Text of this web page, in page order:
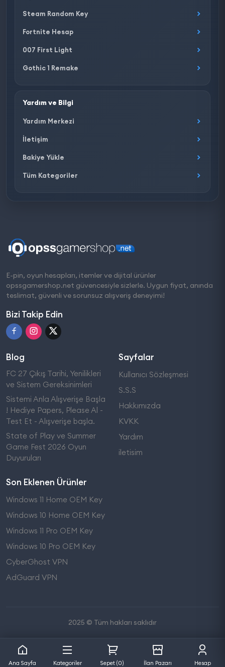
Ana Sayfa Kategoriler Sepet (0) İlan Pazarı Hesap
Steam Random Key
Fortnite Hesap
007 First Light
Gothic 1 Remake
Yardım ve Bilgi
Yardım Merkezi
İletişim
Bakiye Yükle
Tüm Kategoriler
E-pin, oyun hesapları, itemler ve dijital ürünler
opssgamershop.net güvencesiyle sizlerle. Uygun fiyat, anında
teslimat, güvenli ve sorunsuz alışveriş deneyimi!
Bizi Takip Edin
Blog
FC 27 Çıkış Tarihi, Yenilikleri
ve Sistem Gereksinimleri
Sistemi Anla Alışverişe Başla
! Hediye Papers, Please Al -
Test Et - Alışverişe başla.
State of Play ve Summer
Game Fest 2026 Oyun
Duyuruları
Sayfalar
Kullanıcı Sözleşmesi
S.S.S
Hakkımızda
KVKK
Yardım
iletisim
Son Eklenen Ürünler
Windows 11 Home OEM Key
Windows 10 Home OEM Key
Windows 11 Pro OEM Key
Windows 10 Pro OEM Key
CyberGhost VPN
AdGuard VPN
2025 © Tüm hakları saklıdır